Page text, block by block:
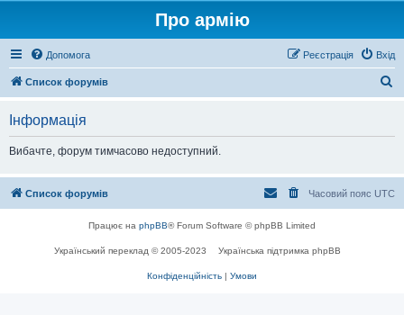
Про армію
Допомога Вхід
Реєстрація
Список форумів
Інформація
Вибачте, форум тимчасово недоступний.
Список форумів Часовий пояс UTC
Працює на phpBB® Forum Software © phpBB Limited
Український переклад © 2005-2023 Українська підтримка phpBB
Конфіденційність | Умови